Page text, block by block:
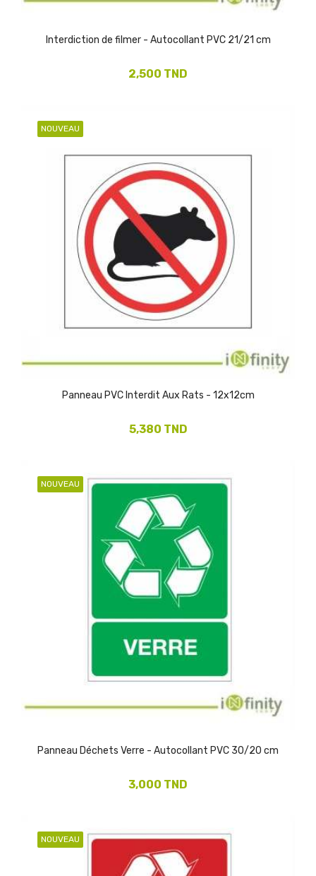
Interdiction de filmer - Autocollant PVC 21/21 cm
2,500 TND
NOUVEAU
Panneau PVC Interdit Aux Rats - 12x12cm
5,380 TND
NOUVEAU
Panneau Déchets Verre - Autocollant PVC 30/20 cm
3,000 TND
NOUVEAU